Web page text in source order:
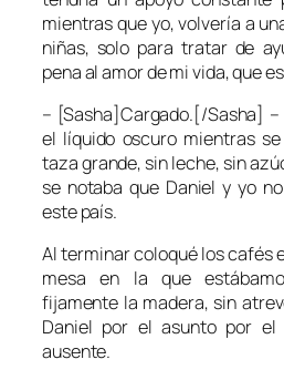
mientras que yo, volvería a
niñas, solo para tratar de
pena al amor de mi vida, que
– [Sasha]Cargado.[/Sasha] –
el líquido oscuro mientras
taza grande, sin leche, sin
se notaba que Daniel y yo
este país.
Al terminar coloqué los cafés
mesa en la que
fijamente la madera, sin
Daniel por el asunto por
ausente.